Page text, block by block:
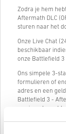
Zodra je hem
Aftermath DLC
sturen naar het
Onze Live Chat
beschikbaar
onze Battlefield 3
Ons simpele 3-
formulieren of
adres en een
Battlefield 3 -
en simpel maakt.